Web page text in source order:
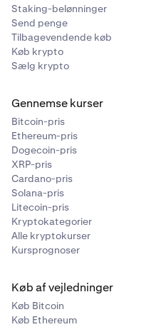
Staking-belønninger
Send penge
Tilbagevendende køb
Køb krypto
Sælg krypto
Gennemse kurser
Bitcoin-pris
Ethereum-pris
Dogecoin-pris
XRP-pris
Cardano-pris
Solana-pris
Litecoin-pris
Kryptokategorier
Alle kryptokurser
Kursprognoser
Køb af vejledninger
Køb Bitcoin
Køb Ethereum